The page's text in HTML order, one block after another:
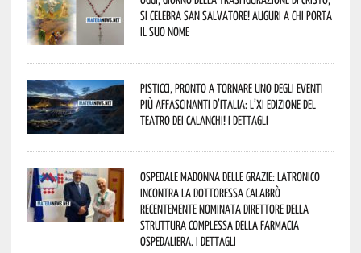
si celebra San Salvatore! Auguri a chi porta
il suo nome
Pisticci, pronto a tornare uno degli eventi
più affascinanti d’Italia: l’XI edizione del
Teatro dei Calanchi! I dettagli
Ospedale Madonna delle Grazie: Latronico
incontra la dottoressa Calabrò
recentemente nominata Direttore della
Struttura Complessa della Farmacia
Ospedaliera. I dettagli